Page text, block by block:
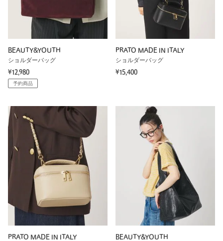
BEAUTY&YOUTH
ショルダーバッグ
¥12,980
予約商品
PRATO MADE IN ITALY
ショルダーバッグ
¥15,400
PRATO MADE IN ITALY
BEAUTY&YOUTH